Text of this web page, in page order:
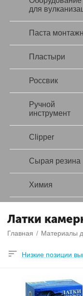
для
Паста
Пластыри
Россвик
Ручной
инструмент
Сlipper
Сырая резина
Химия
Латки
Главная / Материалы
Низкие позиции